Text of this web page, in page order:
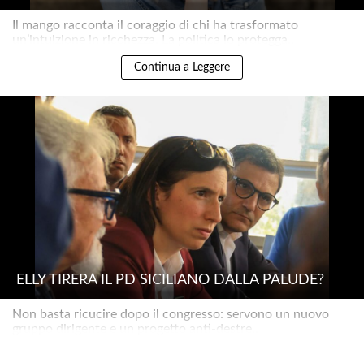
Il mango racconta il coraggio di chi ha trasformato
un’intuizione in ricchezza. La politica lo protegga..
Continua a Leggere
ELLY TIRERÀ IL PD SICILIANO DALLA PALUDE?
Non basta ricucire dopo il congresso: servono un nuovo
gruppo dirigente e un progetto anti-destre..